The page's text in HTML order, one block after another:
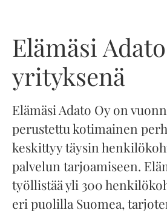
Elämäsi
yrityksenä
Elämäsi Adato Oy on
perustettu kotimainen
keskittyy täysin
palvelun tarjoamiseen.
työllistää yli 300
eri puolilla Suomea,